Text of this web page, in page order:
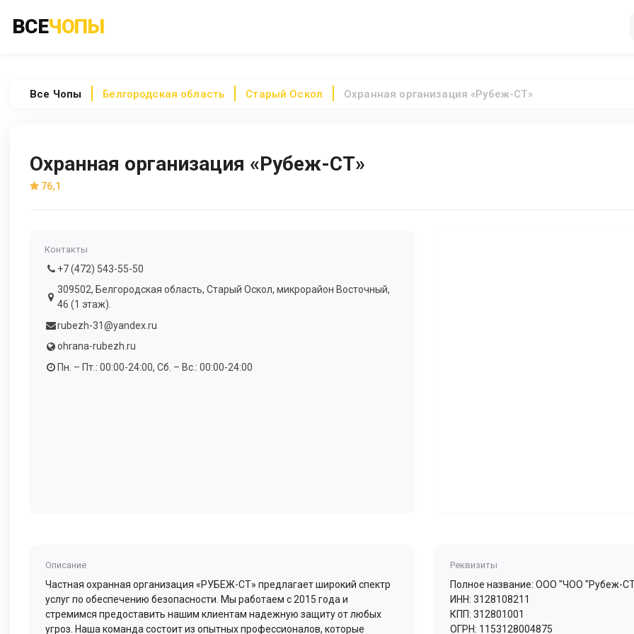
ВСЕЧОПЫ
Все Чопы Белгородская область Старый Оскол Охранная организация «Рубеж-СТ»
Охранная организация «Рубеж-СТ»
76,1
Контакты
+7 (472) 543-55-50
309502, Белгородская область, Старый Оскол, микрорайон Восточный,
46 (1 этаж).
rubezh-31@yandex.ru
ohrana-rubezh.ru
Пн. – Пт.: 00:00-24:00, Сб. – Вс.: 00:00-24:00
Описание
Частная охранная организация «РУБЕЖ-СТ» предлагает широкий спектр
услуг по обеспечению безопасности. Мы работаем с 2015 года и
стремимся предоставить нашим клиентам надежную защиту от любых
угроз. Наша команда состоит из опытных профессионалов, которые
Реквизиты
Полное название: ООО "ЧОО "Рубеж-
ИНН: 3128108211
КПП: 312801001
ОГРН: 1153128004875